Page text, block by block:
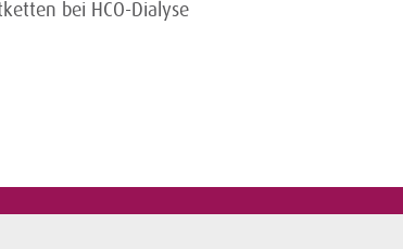
bei HCO-Dialyse